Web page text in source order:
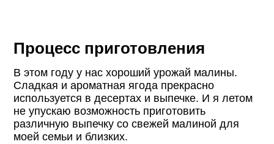
Процесс приготовления
В этом году у нас хороший урожай малины.
Сладкая и ароматная ягода прекрасно
используется в десертах и выпечке. И я летом
не упускаю возможность приготовить
различную выпечку со свежей малиной для
моей семьи и близких.